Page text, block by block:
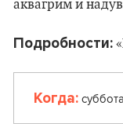
аквагрим и
Подробности:
Когда: